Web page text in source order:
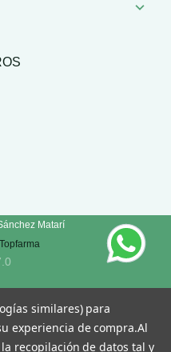
Matarí
Topfarma
similares) para
experiencia de compra.Al
recopilación de datos tal y